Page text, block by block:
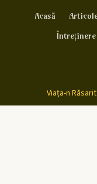
Acasă
Întreținere
Viața-n